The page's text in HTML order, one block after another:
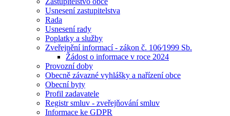
Usnesení zastupitelstva
Rada
Usnesení rady
Poplatky a služby
Zveřejnění informací - zákon č. 106⁄1999 Sb.
Žádost o informace v roce 2024
Provozní doby
Obecně závazné vyhlášky a nařízení obce
Obecní byty
Profil zadavatele
Registr smluv - zveřejňování smluv
Informace ke GDPR